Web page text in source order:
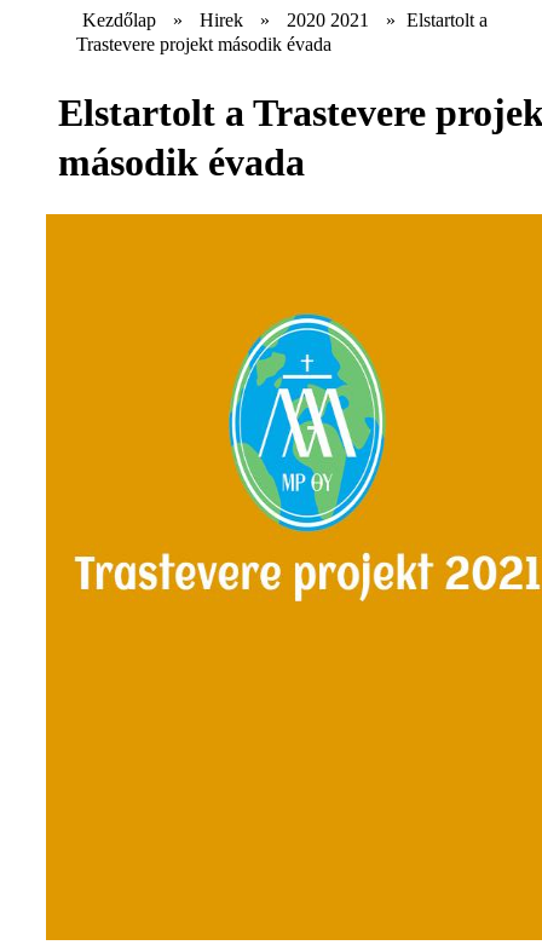
Kezdőlap » Hirek » 2020 2021 » Elstartolt a
Trastevere projekt második évada
Elstartolt a Trastevere
második évada